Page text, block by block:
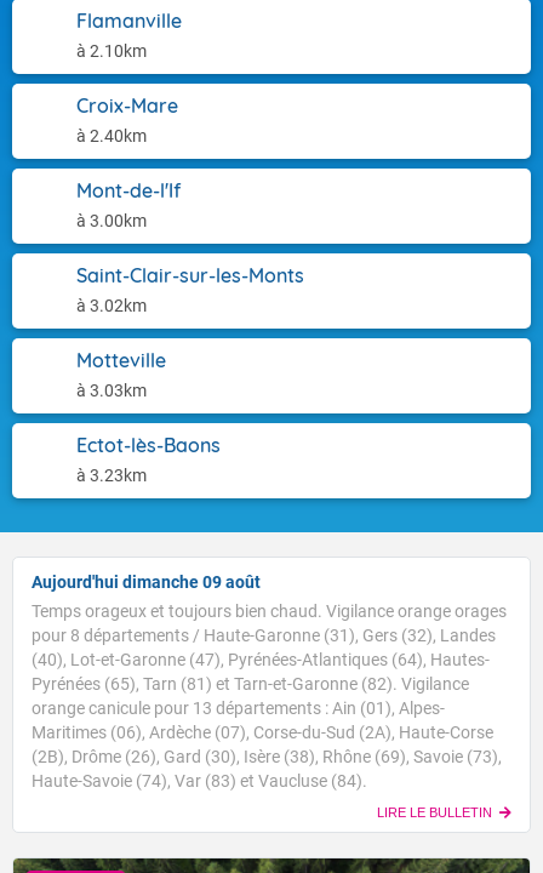
Flamanville
à 2.10km
Croix-Mare
à 2.40km
Mont-de-l'If
à 3.00km
Saint-Clair-sur-les-Monts
à 3.02km
Motteville
à 3.03km
Ectot-lès-Baons
à 3.23km
Aujourd'hui dimanche 09 août
Temps orageux et toujours bien chaud. Vigilance orange orages
pour 8 départements / Haute-Garonne (31), Gers (32), Landes
(40), Lot-et-Garonne (47), Pyrénées-Atlantiques (64), Hautes-
Pyrénées (65), Tarn (81) et Tarn-et-Garonne (82). Vigilance
orange canicule pour 13 départements : Ain (01), Alpes-
Maritimes (06), Ardèche (07), Corse-du-Sud (2A), Haute-Corse
(2B), Drôme (26), Gard (30), Isère (38), Rhône (69), Savoie (73),
Haute-Savoie (74), Var (83) et Vaucluse (84).
LIRE LE BULLETIN